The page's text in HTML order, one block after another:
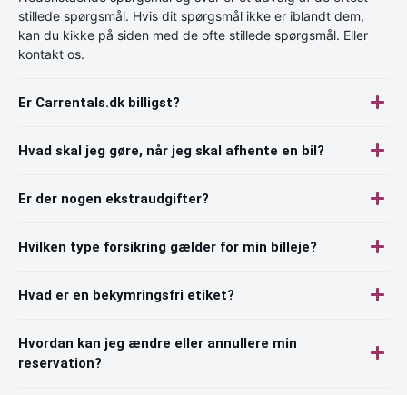
stillede spørgsmål. Hvis dit spørgsmål ikke er iblandt dem,
kan du kikke på siden med de ofte stillede spørgsmål. Eller
kontakt os.
Er Carrentals.dk billigst?
Hvad skal jeg gøre, når jeg skal afhente en bil?
Er der nogen ekstraudgifter?
Hvilken type forsikring gælder for min billeje?
Hvad er en bekymringsfri etiket?
Hvordan kan jeg ændre eller annullere min
reservation?